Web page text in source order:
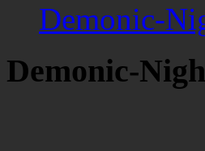
Demonic-
Demonic-